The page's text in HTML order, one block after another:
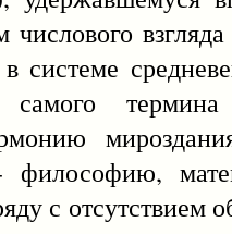
числового
системе
с отсутствием